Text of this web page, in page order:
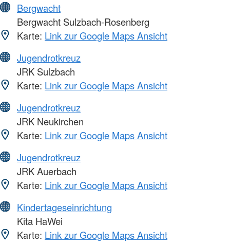
Bergwacht
Bergwacht Sulzbach-Rosenberg
Karte: Link zur Google Maps Ansicht
Jugendrotkreuz
JRK Sulzbach
Karte: Link zur Google Maps Ansicht
Jugendrotkreuz
JRK Neukirchen
Karte: Link zur Google Maps Ansicht
Jugendrotkreuz
JRK Auerbach
Karte: Link zur Google Maps Ansicht
Kindertageseinrichtung
Kita HaWei
Karte: Link zur Google Maps Ansicht